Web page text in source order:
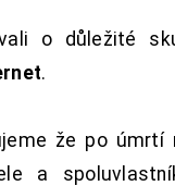
o důležité
.
že po úmrtí
a